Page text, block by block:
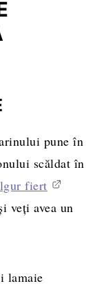
pune în
scăldat în
fiert
veți avea un